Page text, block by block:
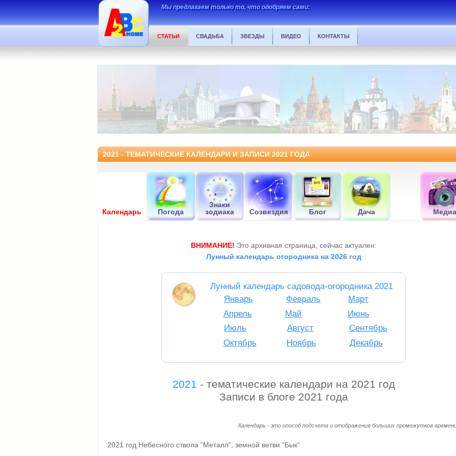
Мы предлагаем только то, что одобряем сами:
СТАТЬИ СВАДЬБА ЗВЕЗДЫ ВИДЕО КОНТАКТЫ
2021 - ТЕМАТИЧЕСКИЕ КАЛЕНДАРИ И ЗАПИСИ 2021 ГОДА
Календарь Погода
Знаки
зодиака
Созвездия Блог Дача Медиа
ВНИМАНИЕ! Это архивная страница, сейчас актуален:
Лунный календарь огородника на 2026 год
Лунный календарь садовода-огородника 2021
Январь
Февраль
Март
Апрель
Май
Июнь
Июль
Август
Сентябрь
Октябрь
Ноябрь Декабрь
2021 - тематические календари на 2021 год
Записи в блоге 2021 года
Календарь - это опособ подсчета и отображения больших промежутков
2021 год Небесного ствола "Металл", земной ветви "Бык"